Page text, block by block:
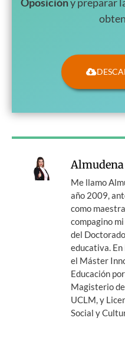
Oposicióny preparar
Me llamo
año 2009,
como
compagino
del
educativa.
el Máster
Educación
Magisterio
UCLM, y
Social y